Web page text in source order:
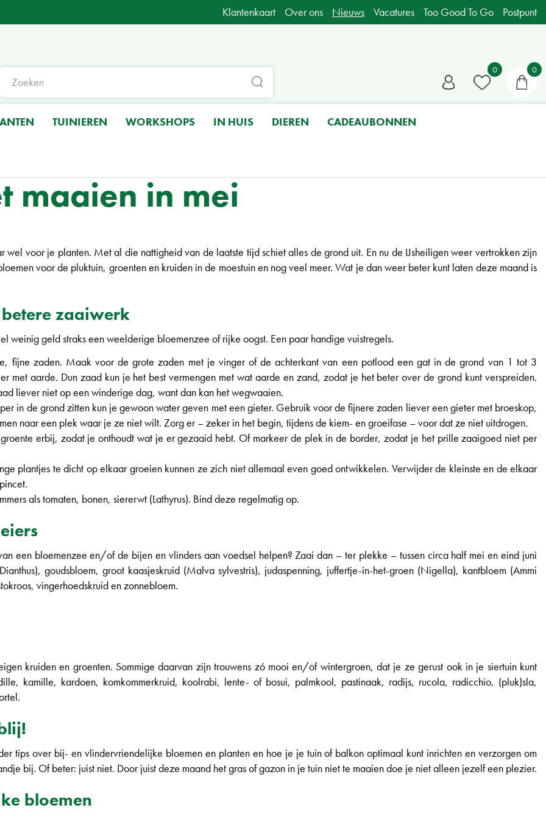
Klantenkaart Over ons Nieuws Vacatures Too Good To Go Postpunt
TUINIEREN WORKSHOPS IN HUIS DIEREN CADEAUBONNEN
maaien in mei
voor je planten. Met al die nattigheid van de laatste tijd schiet alles de grond uit. En nu de IJsheiligen weer vertrokken zijn
voor de pluktuin, groenten en kruiden in de moestuin en nog veel meer. Wat je dan weer beter kunt laten deze maand is
zaaiwerk
weinig geld straks een weelderige bloemenzee of rijke oogst. Een paar handige vuistregels.
fijne zaden. Maak voor de grote zaden met je vinger of de achterkant van een potlood een gat in de grond van 1 tot 3
met aarde. Dun zaad kun je het best vermengen met wat aarde en zand, zodat je het beter over de grond kunt verspreiden.
liever niet op een winderige dag, want dan kan het wegwaaien.
in de grond zitten kun je gewoon water geven met een gieter. Gebruik voor de fijnere zaden liever een gieter met broeskop,
naar een plek waar je ze niet wilt. Zorg er – zeker in het begin, tijdens de kiem- en groeifase – voor dat ze niet uitdrogen.
erbij, zodat je onthoudt wat je er gezaaid hebt. Of markeer de plek in de border, zodat je het prille zaaigoed niet per
plantjes te dicht op elkaar groeien kunnen ze zich niet allemaal even goed ontwikkelen. Verwijder de kleinste en de elkaar
als tomaten, bonen, siererwt (Lathyrus). Bind deze regelmatig op.
een bloemenzee en/of de bijen en vlinders aan voedsel helpen? Zaai dan – ter plekke – tussen circa half mei en eind juni
goudsbloem, groot kaasjeskruid (Malva sylvestris), judaspenning, juffertje-in-het-groen (Nigella), kantbloem (Ammi
vingerhoedskruid en zonnebloem.
kruiden en groenten. Sommige daarvan zijn trouwens zó mooi en/of wintergroen, dat je ze gerust ook in je siertuin kunt
kamille, kardoen, komkommerkruid, koolrabi, lente- of bosui, palmkool, pastinaak, radijs, rucola, radicchio, (pluk)sla,
tips over bij- en vlindervriendelijke bloemen en planten en hoe je je tuin of balkon optimaal kunt inrichten en verzorgen om
bij. Of beter: juist niet. Door juist deze maand het gras of gazon in je tuin niet te maaien doe je niet alleen jezelf een plezier.
bloemen